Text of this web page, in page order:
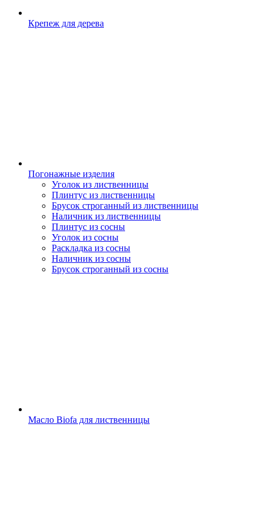
Крепеж для дерева
Погонажные изделия
Уголок из лиственницы
Плинтус из лиственницы
Брусок строганный из лиственницы
Наличник из лиственницы
Плинтус из сосны
Уголок из сосны
Раскладка из сосны
Наличник из сосны
Брусок строганный из сосны
Масло Biofa для лиственницы